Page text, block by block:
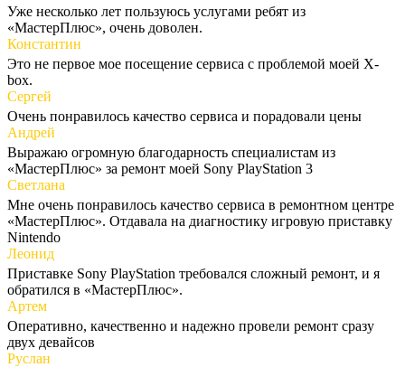
Уже несколько лет пользуюсь услугами ребят из
«МастерПлюс», очень доволен.
Константин
Это не первое мое посещение сервиса с проблемой моей X-
box.
Сергей
Очень понравилось качество сервиса и порадовали цены
Андрей
Выражаю огромную благодарность специалистам из
«МастерПлюс» за ремонт моей Sony PlayStation 3
Светлана
Мне очень понравилось качество сервиса в ремонтном центре
«МастерПлюс». Отдавала на диагностику игровую приставку
Nintendo
Леонид
Приставке Sony PlayStation требовался сложный ремонт, и я
обратился в «МастерПлюс».
Артем
Оперативно, качественно и надежно провели ремонт сразу
двух девайсов
Руслан